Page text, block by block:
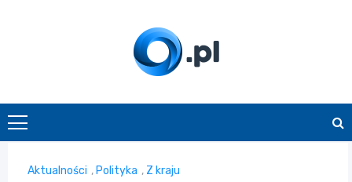
O.pl
Aktualności , Polityka , Z kraju